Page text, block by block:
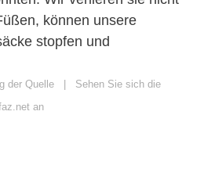
können unsere
stopfen und
der Quelle | Sehen Sie sich die
an